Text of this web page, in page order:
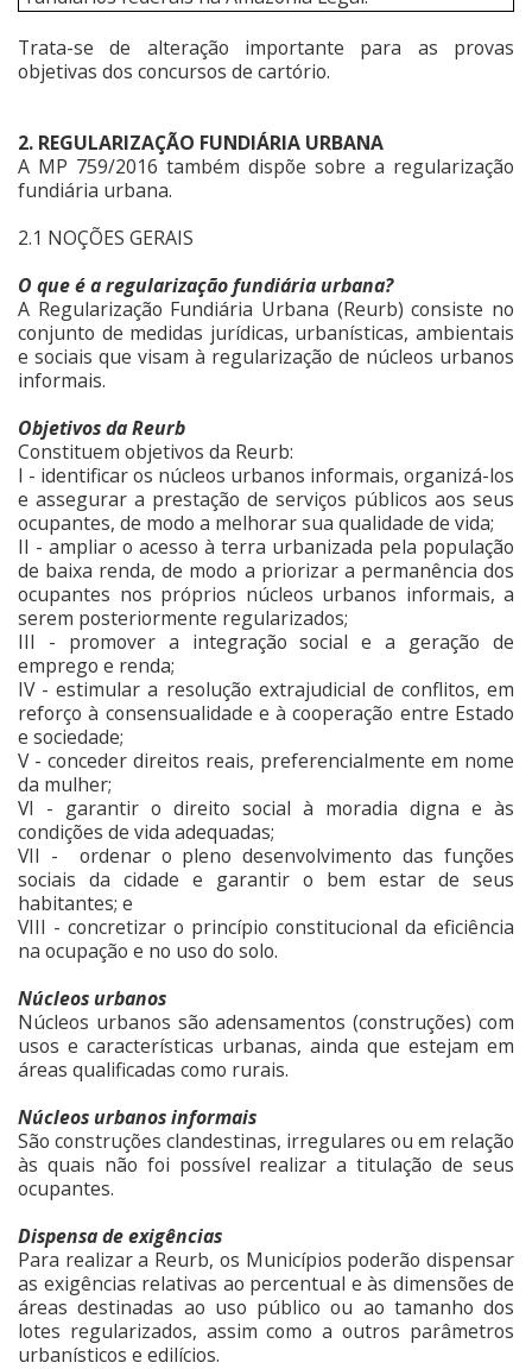
Trata-se de alteração importante para as provas
objetivas dos concursos de cartório.
2. REGULARIZAÇÃO FUNDIÁRIA URBANA
A MP 759/2016 também dispõe sobre a regularização
fundiária urbana.
2.1 NOÇÕES GERAIS
O que é a regularização fundiária urbana?
A Regularização Fundiária Urbana (Reurb) consiste no
conjunto de medidas jurídicas, urbanísticas, ambientais
e sociais que visam à regularização de núcleos urbanos
informais.
Objetivos da Reurb
Constituem objetivos da Reurb:
I - identificar os núcleos urbanos informais, organizá-los
e assegurar a prestação de serviços públicos aos seus
ocupantes, de modo a melhorar sua qualidade de vida;
II - ampliar o acesso à terra urbanizada pela população
de baixa renda, de modo a priorizar a permanência dos
ocupantes nos próprios núcleos urbanos informais, a
serem posteriormente regularizados;
III - promover a integração social e a geração de
emprego e renda;
IV - estimular a resolução extrajudicial de conflitos, em
reforço à consensualidade e à cooperação entre Estado
e sociedade;
V - conceder direitos reais, preferencialmente em nome
da mulher;
VI - garantir o direito social à moradia digna e às
condições de vida adequadas;
VII - ordenar o pleno desenvolvimento das funções
sociais da cidade e garantir o bem estar de seus
habitantes; e
VIII - concretizar o princípio constitucional da eficiência
na ocupação e no uso do solo.
Núcleos urbanos
Núcleos urbanos são adensamentos (construções) com
usos e características urbanas, ainda que estejam em
áreas qualificadas como rurais.
Núcleos urbanos informais
São construções clandestinas, irregulares ou em relação
às quais não foi possível realizar a titulação de seus
ocupantes.
Dispensa de exigências
Para realizar a Reurb, os Municípios poderão dispensar
as exigências relativas ao percentual e às dimensões de
áreas destinadas ao uso público ou ao tamanho dos
lotes regularizados, assim como a outros parâmetros
urbanísticos e edilícios.